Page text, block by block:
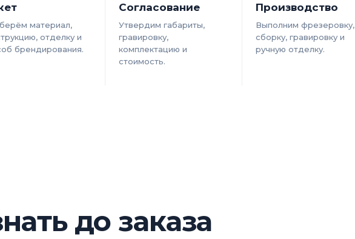
материал,
отделку и
брендирования.
Согласование
Утвердим габариты,
гравировку,
комплектацию и
стоимость.
Производство
Выполним фрезеровку,
сборку, гравировку и
ручную отделку.
до заказа